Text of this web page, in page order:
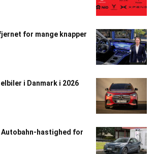
for mange knapper
i Danmark i 2026
Autobahn-hastighed for